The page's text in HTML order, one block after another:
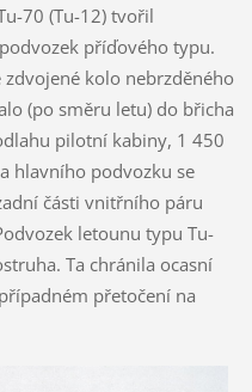
70 (Tu-12) tvořil
příďového typu.
kolo nebrzděného
(po směru letu) do břicha
pilotní kabiny, 1 450
hlavního podvozku se
části vnitřního páru
letounu typu Tu-
Ta chránila ocasní
přetočení na